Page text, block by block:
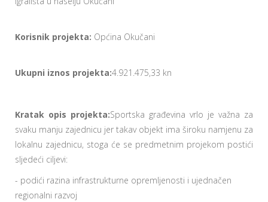
Korisnik projekta: Općina Okučani
Ukupni iznos projekta:4.921.475,33 kn
Kratak opis projekta:Sportska građevina vrlo je važna za
svaku manju zajednicu jer takav objekt ima široku namjenu za
lokalnu zajednicu, stoga će se predmetnim projekom postići
sljedeći ciljevi:
- podići razina infrastrukturne opremljenosti i ujednačen
regionalni razvoj